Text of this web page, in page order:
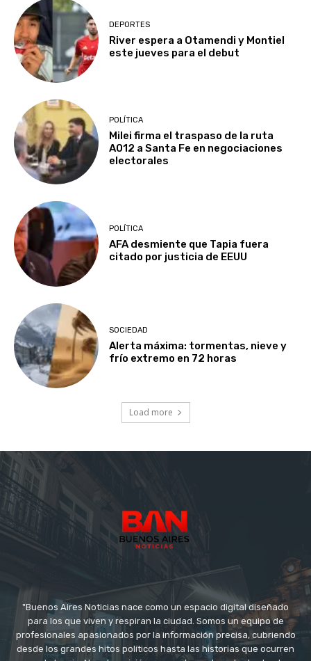
DEPORTES
River espera a Otamendi y Montiel
este jueves para el debut
POLÍTICA
Milei firma el traspaso de la ruta
A012 a Santa Fe en negociaciones
electorales
POLÍTICA
AFA desmiente que Tapia fuera
citado por justicia de EEUU
SOCIEDAD
Alerta máxima: tormentas, nieve y
frío extremo en 72 horas
Load more
"Buenos Aires Noticias nace como un espacio digital diseñado
para los que viven y respiran la ciudad. Somos un equipo de
profesionales apasionados por la información precisa, cubriendo
desde los grandes hitos políticos hasta las historias que ocurren